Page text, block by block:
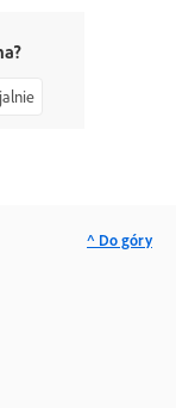
^ Do góry